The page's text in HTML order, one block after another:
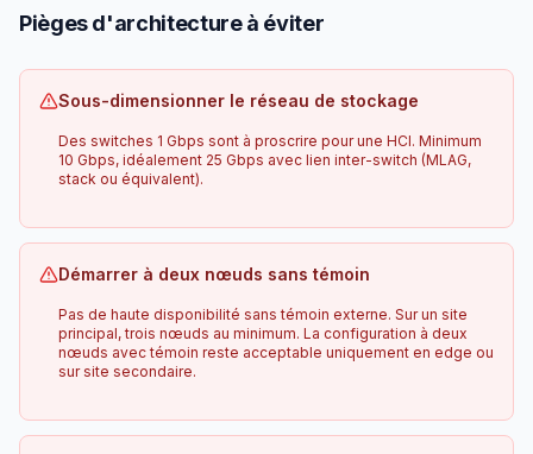
Pièges d'architecture à éviter
Sous-dimensionner le réseau de stockage
Des switches 1 Gbps sont à proscrire pour une HCI. Minimum
10 Gbps, idéalement 25 Gbps avec lien inter-switch (MLAG,
stack ou équivalent).
Démarrer à deux nœuds sans témoin
Pas de haute disponibilité sans témoin externe. Sur un site
principal, trois nœuds au minimum. La configuration à deux
nœuds avec témoin reste acceptable uniquement en edge ou
sur site secondaire.